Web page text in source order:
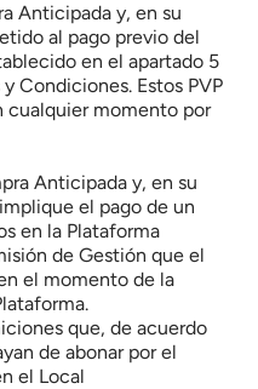
Anticipada y, en su
al pago previo del
en el apartado 5
Condiciones. Estos PVP
cualquier momento por
Anticipada y, en su
el pago de un
en la Plataforma
de Gestión que el
el momento de la
que, de acuerdo
de abonar por el
el Local